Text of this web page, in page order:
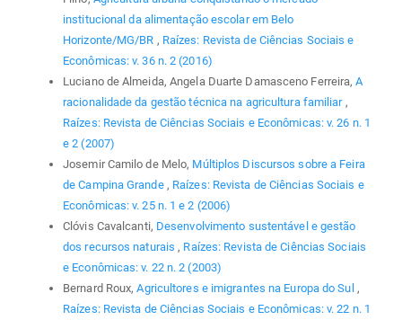
institucional da alimentação escolar em Belo
Horizonte/MG/BR , Raízes: Revista de Ciências Sociais e
Econômicas: v. 36 n. 2 (2016)
Luciano de Almeida, Angela Duarte Damasceno Ferreira,A
racionalidade da gestão técnica na agricultura familiar ,
Raízes: Revista de Ciências Sociais e Econômicas: v. 26 n. 1
e 2 (2007)
Josemir Camilo de Melo, Múltiplos Discursos sobre a Feira
de Campina Grande , Raízes: Revista de Ciências Sociais e
Econômicas: v. 25 n. 1 e 2 (2006)
Clóvis Cavalcanti, Desenvolvimento sustentável e gestão
dos recursos naturais, Raízes: Revista de Ciências Sociais
e Econômicas: v. 22 n. 2 (2003)
Bernard Roux,Agricultores e imigrantes na Europa do Sul ,
Raízes: Revista de Ciências Sociais e Econômicas: v. 22 n. 1